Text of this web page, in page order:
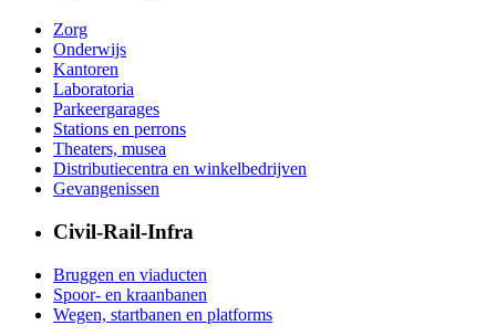
Zorg
Onderwijs
Kantoren
Laboratoria
Parkeergarages
Stations en perrons
Theaters, musea
Distributiecentra en winkelbedrijven
Gevangenissen
Civil-Rail-Infra
Bruggen en viaducten
Spoor- en kraanbanen
Wegen, startbanen en platforms